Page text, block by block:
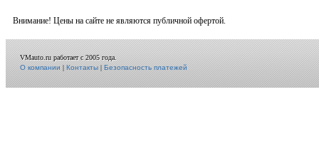
Внимание! Цены на сайте не являются публичной офертой.
VMauto.ru работает с 2005 года.
О компании|Контакты|Безопасность платежей